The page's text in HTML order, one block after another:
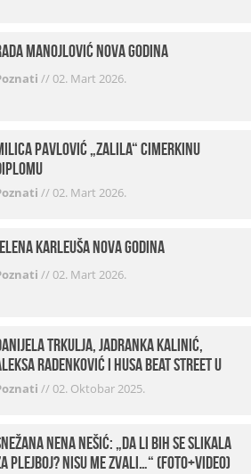
Manojlović Nova godina
//02. Mart 2026.
Pavlović „zalila“ cimerkinu
//02. Mart 2026.
Karleuša Nova godina
//02. Mart 2026.
Trkulja, Jadranka Kalinić,
Radenković i Husa Beat Street u
13
//02. Oktobar 2025.
Nena Nešić: „Da li bih se slikala
Plejboj? Nisu me zvali…“ (FOTO+VIDEO)